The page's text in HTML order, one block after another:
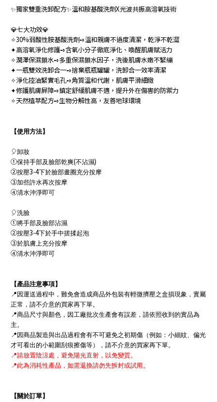
✨獨家雙重洗卸配方✨溫和胺基酸洗劑X光波共振高溶氧技術
💎七大功效💎
✧30%弱酸性胺基酸洗劑➺溫和親膚不過度清潔，乾淨不乾澀
✦高溶氧淨化修護➺含氧小分子徹底淨化、喚醒肌膚賦活力
✧潤澤保濕鎖水➺多重保濕鎖水因子，洗後肌膚水嫩不緊繃
✦一瓶雙效洗卸合一➺捨棄瓶瓶罐罐，洗卸合一效率清潔
✧淨化控油緊實毛孔➺角質溫和代謝，肌膚平滑細緻
✦修護肌膚屏障➺鎮定舒緩肌膚不適，提升外在傷害的防禦力
✧天然植萃配方➺生物分解性高，友善地球環境
【使用方法】
🎈卸妝
①保持手部及臉部乾爽(不沾濕)
②按壓3-4下於臉部畫圈充分按摩
③加些許水再次按摩
④清水沖淨即可
🎈洗臉
①將手部及臉部沾濕
②按壓3-4下於手中搓揉起泡
③於肌膚上充分按摩
④清水沖淨即可
【產品注意事項】
📍 因運送過程中，難免會造成商品外包裝有輕微擠壓之盒損現象，實屬
正常，請不介意的買家再下單。
📍商品尺寸與顏色，因工廠批次生產會有誤差，請依照收到的實品為
主。
📍 因商品製造與出品過程會有不可避免之初期傷（例如：小細紋、偏光
才可看出的小範圍刮痕擦傷等），請不介意的買家再下單。
📍請放置陰涼處，避免陽光直射，以免變質。
📍此為消耗性產品，如需退換請勿先拆封或試用。
【關於訂單】